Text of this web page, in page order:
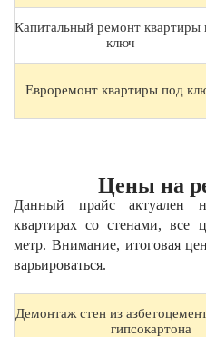
Капитальный ремонт квартиры
ключ
Евроремонт квартиры под
Цены на
Данный прайс актуален
квартирах со стенами, все
метр. Внимание, итоговая
варьироваться.
Демонтаж стен из
гипсокартона